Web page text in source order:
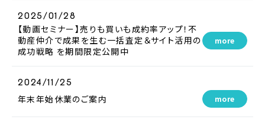
2025/01/28
【動画セミナー】売りも買いも成約率アップ！不
動産仲介で成果を生む一括査定＆サイト活用の
成功戦略 を期間限定公開中
more
2024/11/25
年末年始休業のご案内 more